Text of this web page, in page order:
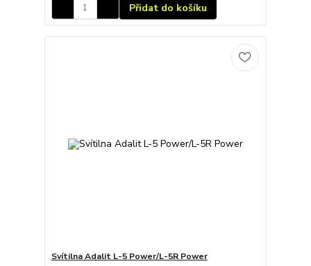
Přidat do košíku
Svítilna Adalit L-5 Power/L-5R Power